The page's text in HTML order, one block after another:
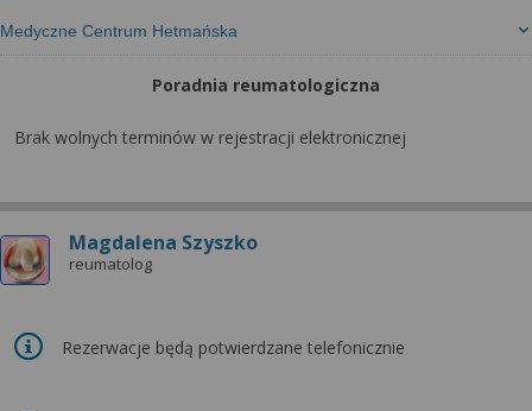
Medyczne Centrum Hetmańska
Poradnia reumatologiczna
Brak wolnych terminów w rejestracji elektronicznej
Magdalena Szyszko
reumatolog
Rezerwacje będą potwierdzane telefonicznie